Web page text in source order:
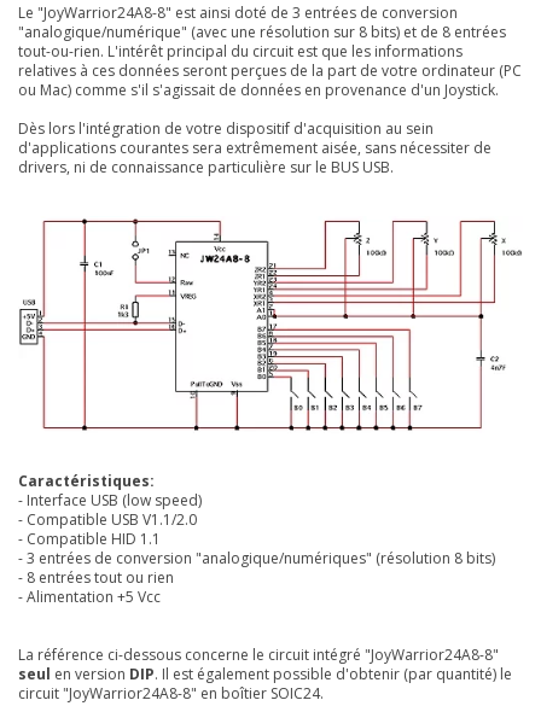
Le "JoyWarrior24A8-8" est ainsi doté de 3 entrées de conversion
"analogique/numérique" (avec une résolution sur 8 bits) et de 8 entrées
tout-ou-rien. L'intérêt principal du circuit est que les informations
relatives à ces données seront perçues de la part de votre ordinateur (PC
ou Mac) comme s'il s'agissait de données en provenance d'un Joystick.
Dès lors l'intégration de votre dispositif d'acquisition au sein
d'applications courantes sera extrêmement aisée, sans nécessiter de
drivers, ni de connaissance particulière sur le BUS USB.
Caractéristiques:
- Interface USB (low speed)
- Compatible USB V1.1/2.0
- Compatible HID 1.1
- 3 entrées de conversion "analogique/numériques" (résolution 8 bits)
- 8 entrées tout ou rien
- Alimentation +5 Vcc
La référence ci-dessous concerne le circuit intégré "JoyWarrior24A8-8"
seul en version DIP. Il est également possible d'obtenir (par quantité) le
circuit "JoyWarrior24A8-8" en boîtier SOIC24.